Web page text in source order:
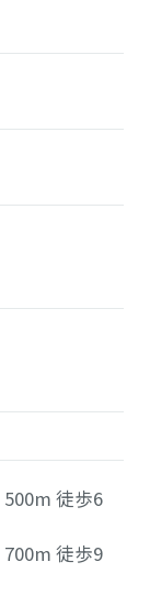
500m 徒歩6
700m 徒歩9